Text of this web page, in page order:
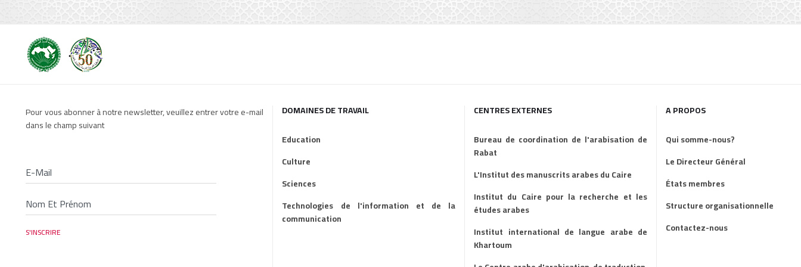
Pour vous abonner à notre newsletter, veuillez entrer votre e-mail
dans le champ suivant
DOMAINES DE TRAVAIL
Education
Culture
Sciences
Technologies de l'information et de la
communication
CENTRES EXTERNES
Bureau de coordination de l'arabisation de
Rabat
L'Institut des manuscrits arabes du Caire
Institut du Caire pour la recherche et les
études arabes
Institut international de langue arabe de
Khartoum
A PROPOS
Qui somme-nous?
Le Directeur Général
États membres
Structure organisationnelle
Contactez-nous